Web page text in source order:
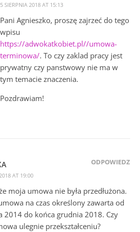
5 SIERPNIA 2018 AT 15:13
Pani Agnieszko, proszę zajrzeć do tego
wpisu
https://adwokatkobiet.pl//umowa-
terminowa/. To czy zaklad pracy jest
prywatny czy panstwowy nie ma w
tym temacie znaczenia.
Pozdrawiam!
AT 19:00
ODPOWIEDZ
moja umowa nie była przedłużona.
na czas określony zawarta od
2014 do końca grudnia 2018. Czy
ulegnie przekształceniu?